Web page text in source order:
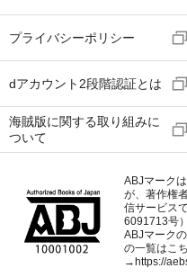
プライバシーポリシー
dアカウント2段階認証とは
海賊版に関する取り組みに
ついて
ABJマーク
が、著作権
信サービス
6091713号
ABJマーク
の一覧はこ
→https://